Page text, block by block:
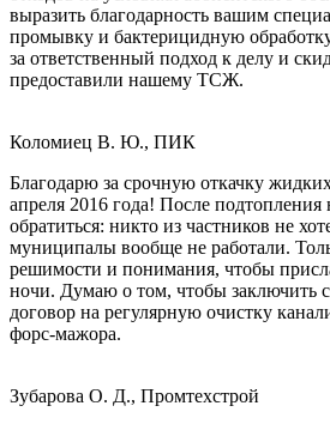
выразить благодарность вашим
промывку и бактерицидную
за ответственный подход к делу и
предоставили нашему ТСЖ.
Коломиец В. Ю., ПИК
Благодарю за срочную откачку
апреля 2016 года! После подтопления
обратиться: никто из частников не
муниципалы вообще не работали.
решимости и понимания, чтобы
ночи. Думаю о том, чтобы заключить
договор на регулярную очистку
форс-мажора.
Зубарова О. Д., Промтехстрой